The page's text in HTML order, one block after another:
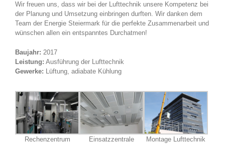
Wir freuen uns, dass wir bei der Lufttechnik unsere Kompetenz bei
der Planung und Umsetzung einbringen durften. Wir danken dem
Team der Energie Steiermark für die perfekte Zusammenarbeit und
wünschen allen ein entspanntes Durchatmen!
Baujahr: 2017
Leistung: Ausführung der Lufttechnik
Gewerke: Lüftung, adiabate Kühlung
Rechenzentrum
Einsatzzentrale Montage Lufttechnik